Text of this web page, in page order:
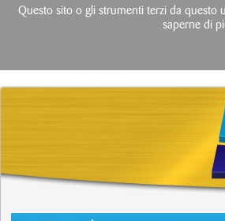
Questo sito o gli strumenti terzi da questo
saperne di